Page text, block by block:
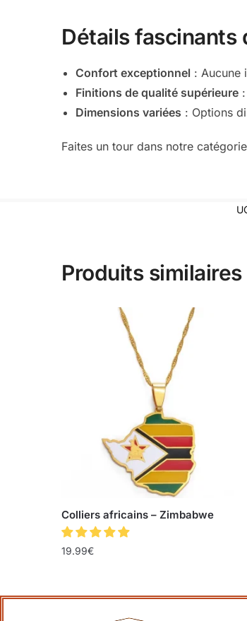
Détails fascinants
Confort exceptionnel : Aucune
Finitions de qualité supérieure
Dimensions variées : Options
Faites un tour dans notre
Produits similaires
Colliers africains – Zimbabwe
19.99€